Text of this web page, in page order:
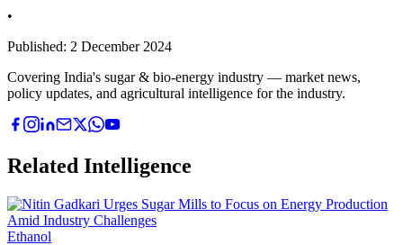
•
Published: 2 December 2024
Covering India's sugar & bio-energy industry — market news,
policy updates, and agricultural intelligence for the industry.
Related Intelligence
Ethanol